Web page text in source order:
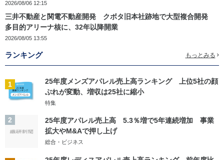
2026/08/06 12:15
三井不動産と関電不動産開発 クボタ旧本社跡地で大型複合開発
多目的アリーナ核に、32年以降開業
2026/08/05 13:55
ランキング もっとみる
1
25年度メンズアパレル売上高ランキング 上位5社の顔
ぶれが変動、増収は25社に縮小
特集
2
25年度アパレル売上高 5.3％増で5年連続増加 事業
拡大やM&Aで押し上げ
総合・ビジネス